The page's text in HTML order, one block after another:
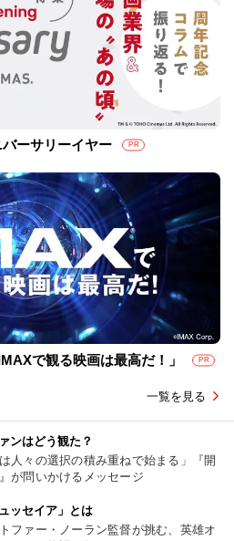
ーサリーイヤー PR
で観る映画は最高だ！」 PR
一覧を見る
ンはどう観た？
は人々の選択の積み重ねで始まる」『開
が問いかけるメッセージ
ュッセイア」とは
ファー・ノーラン監督が挑む、英雄オ